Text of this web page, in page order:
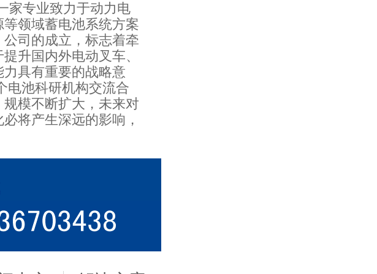
专业致力于动力电
领域蓄电池系统方案
司的成立，标志着牵
升国内外电动叉车、
具有重要的战略意
电池科研机构交流合
模不断扩大，未来对
将产生深远的影响，